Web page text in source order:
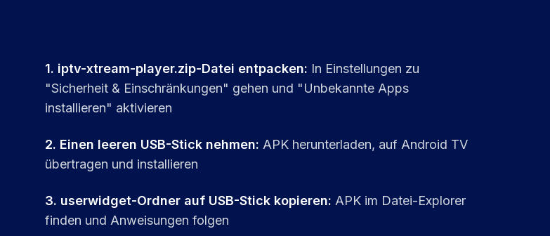
1. iptv-xtream-player.zip-Datei entpacken: In Einstellungen zu
"Sicherheit & Einschränkungen" gehen und "Unbekannte Apps
installieren" aktivieren
2. Einen leeren USB-Stick nehmen: APK herunterladen, auf Android TV
übertragen und installieren
3. userwidget-Ordner auf USB-Stick kopieren: APK im Datei-Explorer
finden und Anweisungen folgen